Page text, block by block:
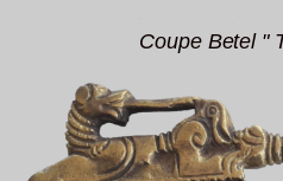
Coupe Betel "